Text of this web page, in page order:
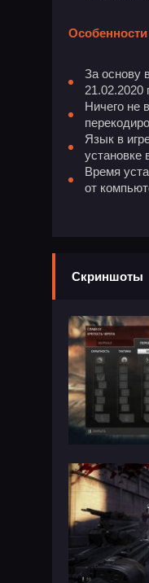
За основу
21.02.2020
Ничего не
Язык в
установке
Время
от
Скриншоты